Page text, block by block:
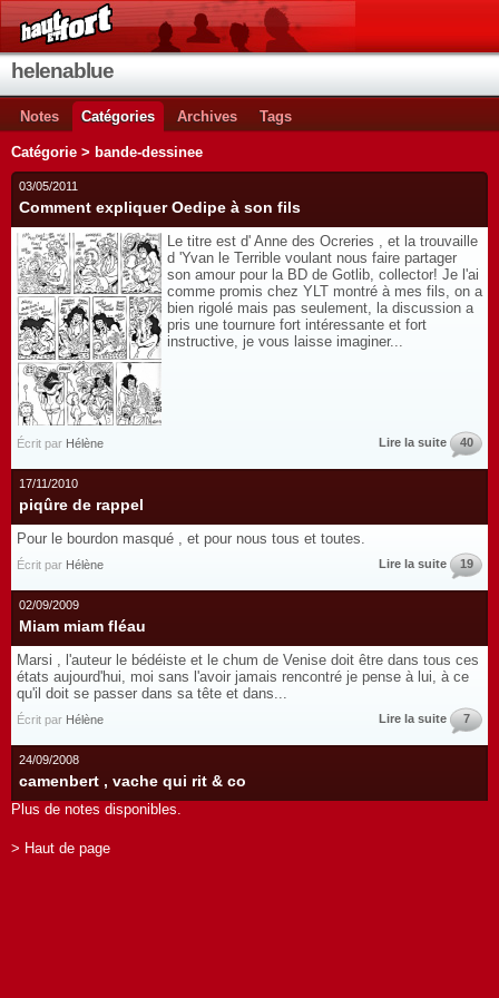
helenablue
Notes Catégories Archives Tags
Catégorie > bande-dessinee
03/05/2011
Comment expliquer Oedipe à son fils
Le titre est d' Anne des Ocreries , et la trouvaille
d 'Yvan le Terrible voulant nous faire partager
son amour pour la BD de Gotlib, collector! Je l'ai
comme promis chez YLT montré à mes fils, on a
bien rigolé mais pas seulement, la discussion a
pris une tournure fort intéressante et fort
instructive, je vous laisse imaginer...
Écrit par Hélène Lire la suite 40
17/11/2010
piqûre de rappel
Pour le bourdon masqué , et pour nous tous et toutes.
Écrit par Hélène Lire la suite 19
02/09/2009
Miam miam fléau
Marsi , l'auteur le bédéiste et le chum de Venise doit être dans tous ces
états aujourd'hui, moi sans l'avoir jamais rencontré je pense à lui, à ce
qu'il doit se passer dans sa tête et dans...
Écrit par Hélène Lire la suite 7
24/09/2008
camenbert , vache qui rit & co
Plus de notes disponibles.
> Haut de page